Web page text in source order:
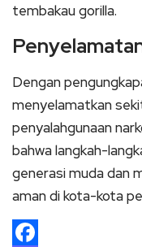
tembakau gorilla.
Dengan
menyelamatkan
penyalahgunaan
bahwa langkah-
generasi muda dan
aman di kota-kota